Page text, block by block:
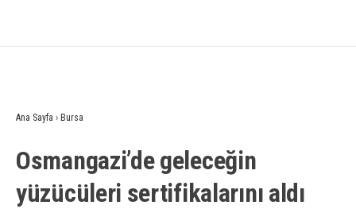
Ana Sayfa › Bursa
Osmangazi’de geleceğin
yüzücüleri sertifikalarını aldı